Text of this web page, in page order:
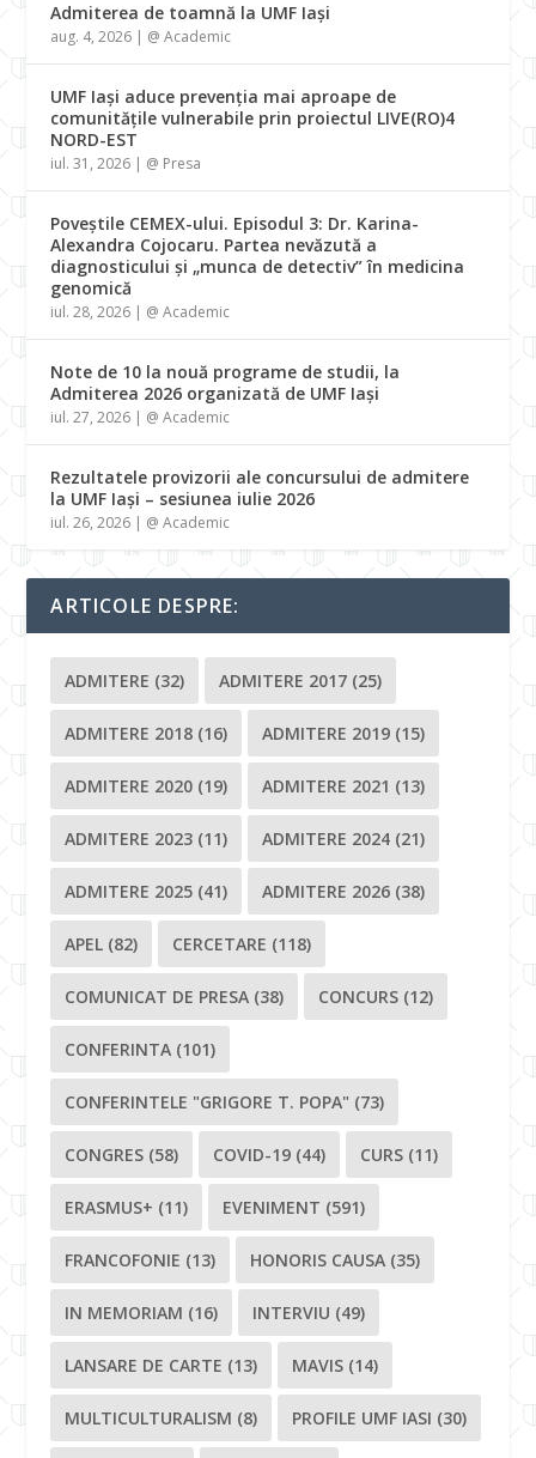
Admiterea de toamnă la UMF Iași
aug. 4, 2026 | @ Academic
UMF Iași aduce prevenția mai aproape de
comunitățile vulnerabile prin proiectul LIVE(RO)4
NORD-EST
iul. 31, 2026 | @ Presa
Poveștile CEMEX-ului. Episodul 3: Dr. Karina-
Alexandra Cojocaru. Partea nevăzută a
diagnosticului și „munca de detectiv” în medicina
genomică
iul. 28, 2026 | @ Academic
Note de 10 la nouă programe de studii, la
Admiterea 2026 organizată de UMF Iași
iul. 27, 2026 | @ Academic
Rezultatele provizorii ale concursului de admitere
la UMF Iași – sesiunea iulie 2026
iul. 26, 2026 | @ Academic
ARTICOLE DESPRE:
ADMITERE (32) ADMITERE 2017 (25)
ADMITERE 2018 (16) ADMITERE 2019 (15)
ADMITERE 2020 (19) ADMITERE 2021 (13)
ADMITERE 2023 (11) ADMITERE 2024 (21)
ADMITERE 2025 (41) ADMITERE 2026 (38)
APEL (82) CERCETARE (118)
COMUNICAT DE PRESA (38) CONCURS (12)
CONFERINTA (101)
CONFERINTELE "GRIGORE T. POPA" (73)
CONGRES (58) COVID-19 (44) CURS (11)
ERASMUS+ (11) EVENIMENT (591)
FRANCOFONIE (13) HONORIS CAUSA (35)
IN MEMORIAM (16) INTERVIU (49)
LANSARE DE CARTE (13) MAVIS (14)
MULTICULTURALISM (8) PROFILE UMF IASI (30)